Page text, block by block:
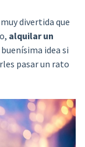
divertida que
alquilar un
idea si
pasar un rato